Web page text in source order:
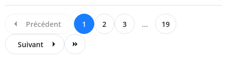
Précédent 1 2 3 ... 19
Suivant